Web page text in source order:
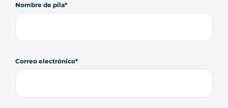
Nombre de pila
Correo electrónico